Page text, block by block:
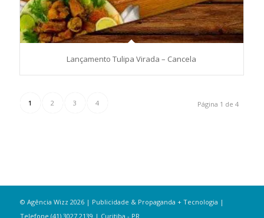
Lançamento Tulipa Virada – Cancela
Página 1 de 4
1 2 3 4
© Agência Wizz 2026 | Publicidade & Propaganda + Tecnologia |
Telefone (41) 3027 2139 | Curitiba - PR